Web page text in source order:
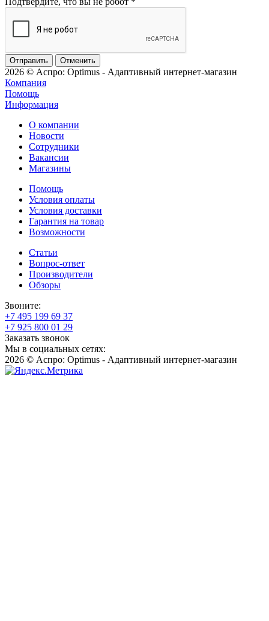
Отменить
2026 © Аспро: Optimus - Адаптивный интернет-магазин
Компания
Помощь
Информация
О компании
Новости
Сотрудники
Вакансии
Магазины
Помощь
Условия оплаты
Условия доставки
Гарантия на товар
Возможности
Статьи
Вопрос-ответ
Производители
Обзоры
Звоните:
+7 495 199 69 37
+7 925 800 01 29
Заказать звонок
Мы в социальных сетях:
2026 © Аспро: Optimus - Адаптивный интернет-магазин